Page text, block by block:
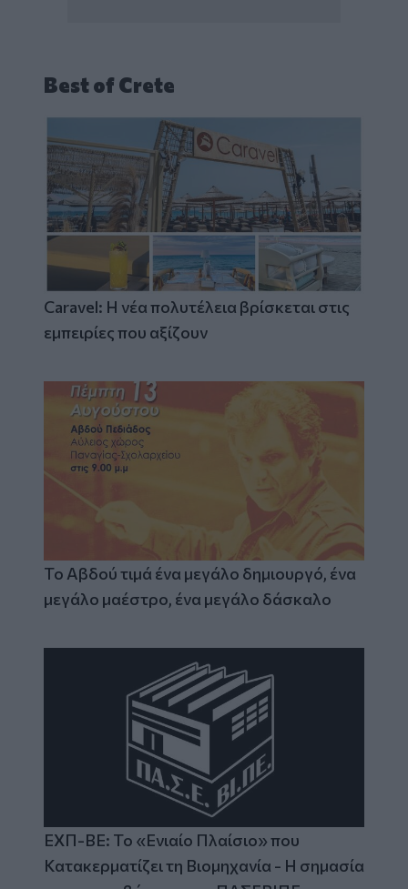
Best of Crete
Caravel: Η νέα πολυτέλεια βρίσκεται στις
εμπειρίες που αξίζουν
Το Αβδού τιμά ένα μεγάλο δημιουργό, ένα
μεγάλο μαέστρο, ένα μεγάλο δάσκαλο
ΕΧΠ-ΒΕ: Το «Ενιαίο Πλαίσιο» που
Κατακερματίζει τη Βιομηχανία - Η σημασία